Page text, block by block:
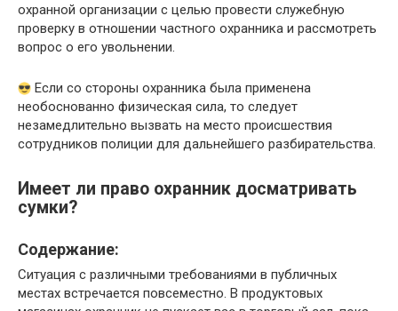
охранной организации с целью провести служебную
проверку в отношении частного охранника и рассмотреть
вопрос о его увольнении.
Если со стороны охранника была применена
необоснованно физическая сила, то следует
незамедлительно вызвать на место происшествия
сотрудников полиции для дальнейшего разбирательства.
Имеет ли право охранник досматривать
сумки?
Содержание:
Ситуация с различными требованиями в публичных
местах встречается повсеместно. В продуктовых